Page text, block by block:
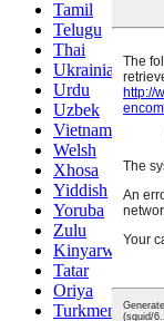
Tamil
Telugu
Thai
Ukrainian
Urdu
Uzbek
Vietnamese
Welsh
Xhosa
Yiddish
Yoruba
Zulu
Kinyarwanda
Tatar
Oriya
Turkmen